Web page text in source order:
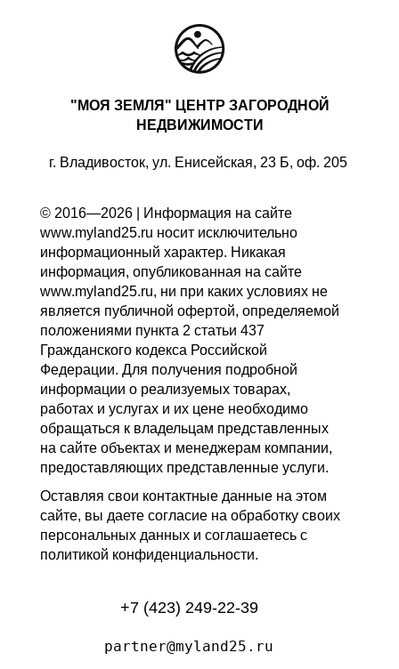
"МОЯ ЗЕМЛЯ" ЦЕНТР ЗАГОРОДНОЙ
НЕДВИЖИМОСТИ
г. Владивосток, ул. Енисейская, 23 Б, оф. 205
© 2016—2026 | Информация на сайте
www.myland25.ru носит исключительно
информационный характер. Никакая
информация, опубликованная на сайте
www.myland25.ru, ни при каких условиях не
является публичной офертой, определяемой
положениями пункта 2 статьи 437
Гражданского кодекса Российской
Федерации. Для получения подробной
информации о реализуемых товарах,
работах и услугах и их цене необходимо
обращаться к владельцам представленных
на сайте объектах и менеджерам компании,
предоставляющих представленные услуги.
Оставляя свои контактные данные на этом
сайте, вы даете согласие на обработку своих
персональных данных и соглашаетесь с
политикой конфиденциальности.
+7 (423) 249-22-39
partner@myland25.ru